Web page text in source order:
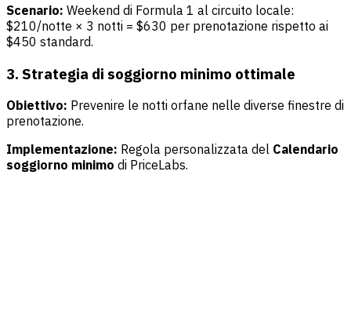
Scenario: Weekend di Formula 1 al circuito locale:
$210/notte × 3 notti = $630 per prenotazione rispetto ai
$450 standard.
3. Strategia di soggiorno minimo ottimale
Obiettivo: Prevenire le notti orfane nelle diverse finestre di
prenotazione.
Implementazione: Regola personalizzata del Calendario
soggiorno minimo di PriceLabs.